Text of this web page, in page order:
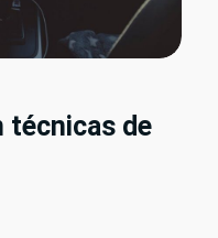
técnicas de